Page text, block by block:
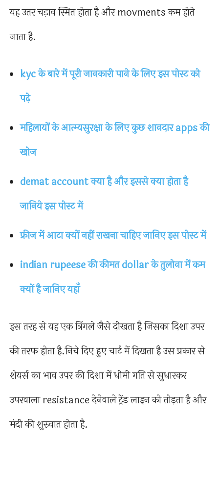
यह उतर चड़ाव स्मित होता है और movments कम होते
जाता है.
kyc के बारे में पूरी जानकारी पाने के लिए इस पोस्ट को
पढ़े
महिलायों के आत्म्यसुरक्षा के लिए कुछ शानदार apps की
खोज
demat account क्या है और इससे क्या होता है
जानिये इस पोस्ट में
फ्रीज में आटा क्यों नहीं राखना चाहिए जानिए इस पोस्ट में
indian rupeese की कीमत dollar के तुलोना में कम
क्यों है जानिए यहाँ
इस तरह से यह एक त्रिंगले जैसे दीखता है जिसका दिशा उपर
की तरफ होता है.निचे दिए हुए चार्ट में दिखता है उस प्रकार से
शेयर्स का भाव उपर की दिशा में धीमी गति से सुधारकर
उपरवाला resistance देनेवाले ट्रेंड लाइन को तोड़ता है और
मंदी की शुरुवात होता है.